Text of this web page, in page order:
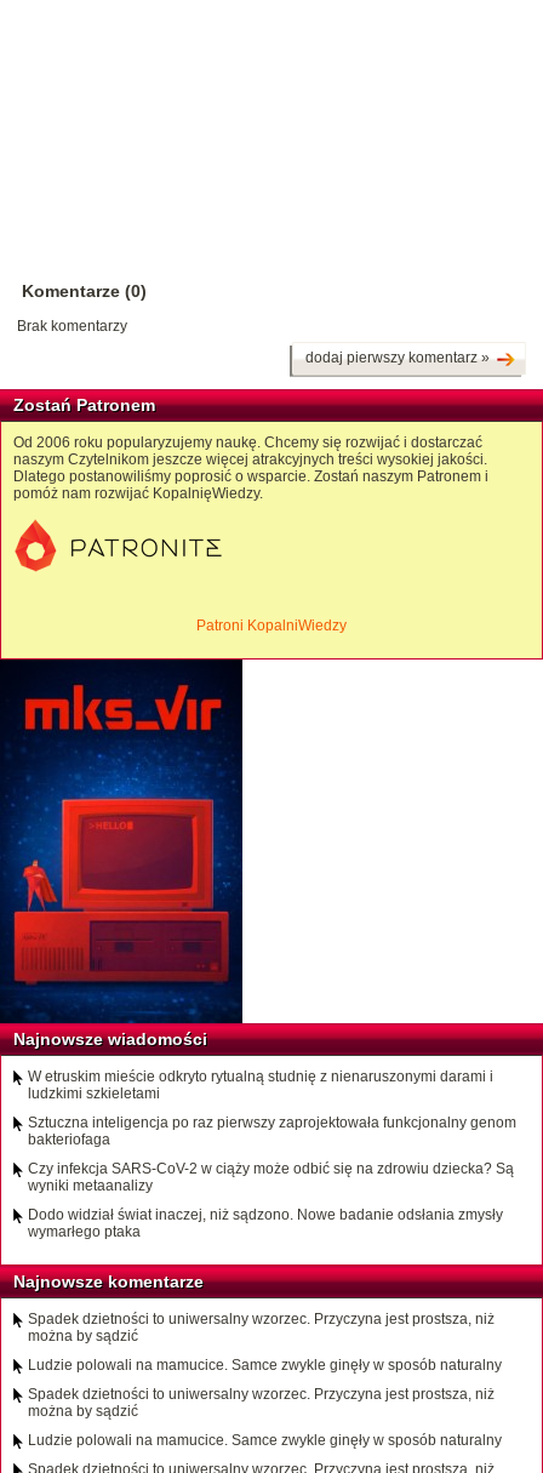
Komentarze (0)
Brak komentarzy
dodaj pierwszy komentarz »
Zostań Patronem
Od 2006 roku popularyzujemy naukę. Chcemy się rozwijać i dostarczać
naszym Czytelnikom jeszcze więcej atrakcyjnych treści wysokiej jakości.
Dlatego postanowiliśmy poprosić o wsparcie. Zostań naszym Patronem i
pomóż nam rozwijać KopalnięWiedzy.
Patroni KopalniWiedzy
Najnowsze wiadomości
W etruskim mieście odkryto rytualną studnię z nienaruszonymi darami i
ludzkimi szkieletami
Sztuczna inteligencja po raz pierwszy zaprojektowała funkcjonalny genom
bakteriofaga
Czy infekcja SARS-CoV-2 w ciąży może odbić się na zdrowiu dziecka? Są
wyniki metaanalizy
Dodo widział świat inaczej, niż sądzono. Nowe badanie odsłania zmysły
wymarłego ptaka
Najnowsze komentarze
Spadek dzietności to uniwersalny wzorzec. Przyczyna jest prostsza, niż
można by sądzić
Ludzie polowali na mamucice. Samce zwykle ginęły w sposób naturalny
Spadek dzietności to uniwersalny wzorzec. Przyczyna jest prostsza, niż
można by sądzić
Ludzie polowali na mamucice. Samce zwykle ginęły w sposób naturalny